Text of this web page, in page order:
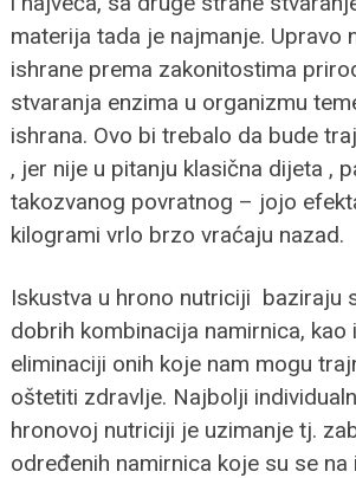
materija tada je najmanje. Upravo
ishrane prema zakonitostima
stvaranja enzima u organizmu
ishrana. Ovo bi trebalo da bude
, jer nije u pitanju klasična dijeta ,
takozvanog povratnog – jojo
kilogrami vrlo brzo vraćaju nazad.
Iskustva u hrono nutriciji baziraju
dobrih kombinacija namirnica, kao
eliminaciji onih koje nam mogu
oštetiti zdravlje. Najbolji
hronovoj nutriciji je uzimanje tj.
određenih namirnica koje su se